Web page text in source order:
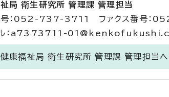
局 衛生研究所 管理課 管理担当
号：052-737-3711 ファクス番号：
ル：a7373711-
健康福祉局 衛生研究所 管理課 管理担当